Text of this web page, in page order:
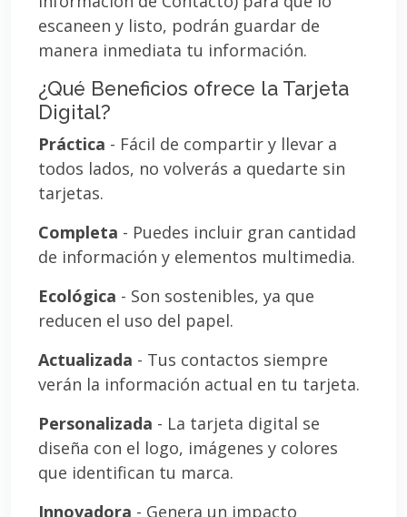
escaneen y listo, podrán guardar de
manera inmediata tu información.
¿Qué Beneficios ofrece la Tarjeta
Digital?
Práctica - Fácil de compartir y llevar a
todos lados, no volverás a quedarte sin
tarjetas.
Completa - Puedes incluir gran cantidad
de información y elementos multimedia.
Ecológica - Son sostenibles, ya que
reducen el uso del papel.
Actualizada - Tus contactos siempre
verán la información actual en tu tarjeta.
Personalizada - La tarjeta digital se
diseña con el logo, imágenes y colores
que identifican tu marca.
Innovadora - Genera un impacto